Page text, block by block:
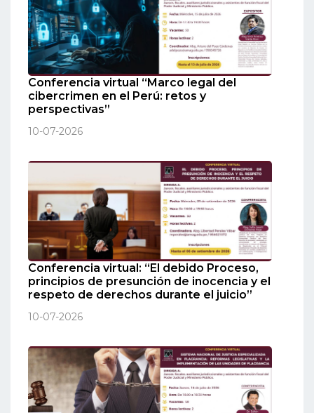
Conferencia virtual “Marco legal del
cibercrimen en el Perú: retos y
perspectivas”
10-07-2026
Conferencia virtual: “El debido Proceso,
principios de presunción de inocencia y el
respeto de derechos durante el juicio”
10-07-2026